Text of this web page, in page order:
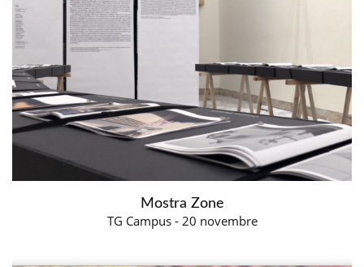
Mostra Zone
TG Campus - 20 novembre